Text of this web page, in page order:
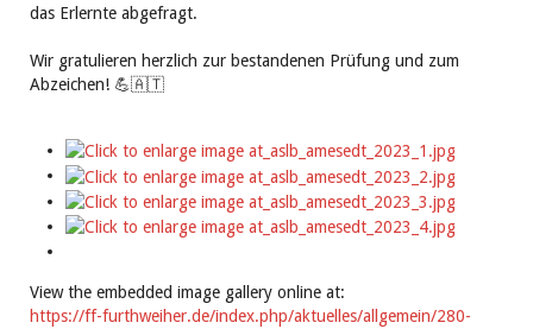
das Erlernte abgefragt.
Wir gratulieren herzlich zur bestandenen Prüfung und zum
Abzeichen! 💪🇦🇹
View the embedded image gallery online at:
https://ff-furthweiher.de/index.php/aktuelles/allgemein/280-